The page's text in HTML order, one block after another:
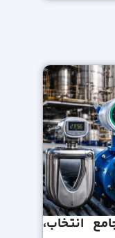
انتخاب،